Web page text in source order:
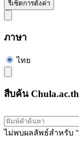
รีเซ็ตการตั้งค่า
ภาษา
ไทย
สืบค้น Chula.ac.th
ไม่พบผลลัพธ์สำหรับ "